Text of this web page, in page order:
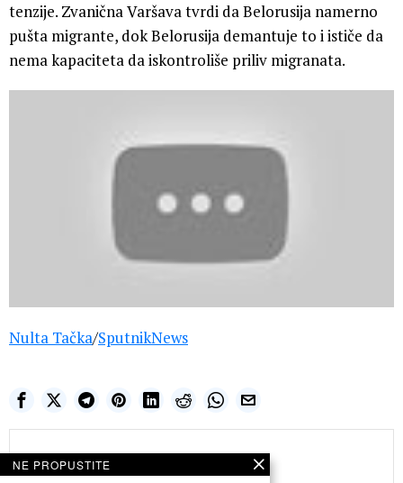
tenzije. Zvanična Varšava tvrdi da Belorusija namerno
pušta migrante, dok Belorusija demantuje to i ističe da
nema kapaciteta da iskontroliše priliv migranata.
Nulta Tačka/SputnikNews
Nulta Tačka
NE PROPUSTITE